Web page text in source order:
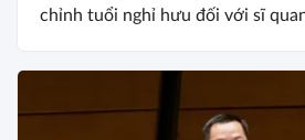
chỉnh tuổi nghỉ hưu đối với sĩ